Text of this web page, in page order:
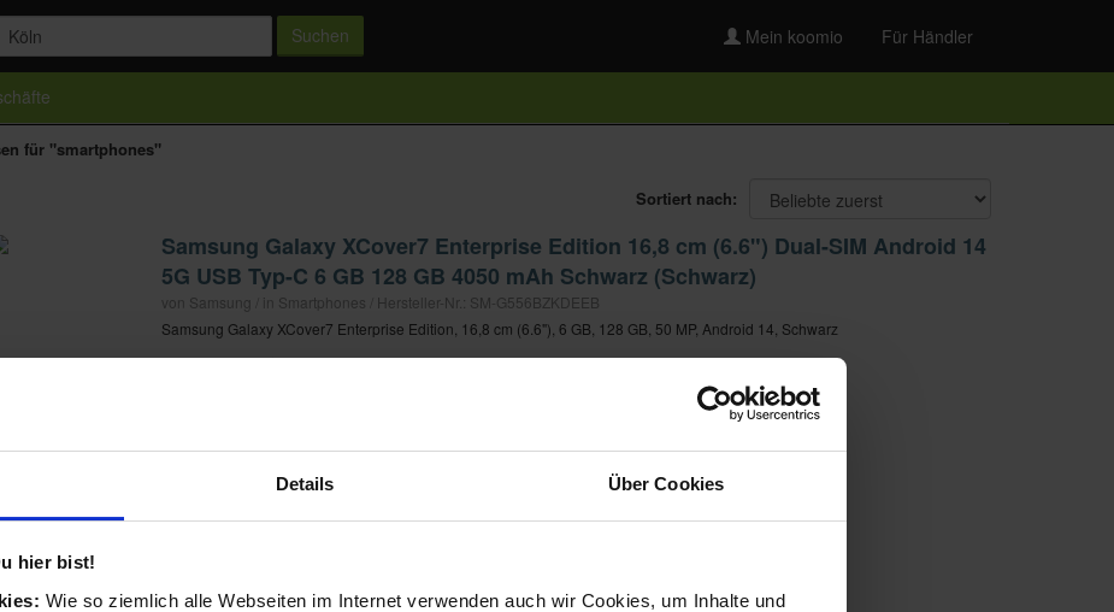
Details Über Cookies
hier bist!
Wie so ziemlich alle Webseiten im Internet verwenden auch wir Cookies, um Inhalte und
Suchen Mein koomio Für Händler
für "smartphones"
Sortiert nach:
Samsung Galaxy XCover7 Enterprise Edition 16,8 cm (6.6") Dual-SIM Android 14
5G USB Typ-C 6 GB 128 GB 4050 mAh Schwarz (Schwarz)
von Samsung / in Smartphones / Hersteller-Nr.: SM-G556BZKDEEB
Samsung Galaxy XCover7 Enterprise Edition, 16,8 cm (6.6"), 6 GB, 128 GB, 50 MP, Android 14, Schwarz
ab 289,00 €
« vorherige Seite